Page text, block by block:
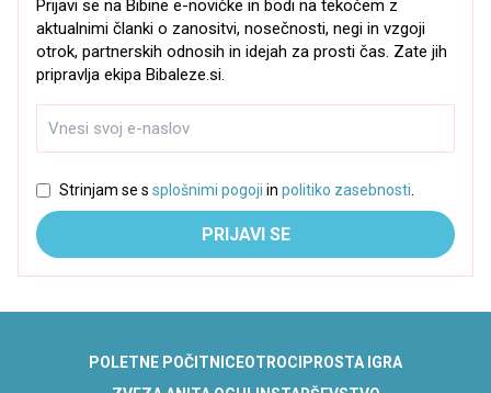
Prijavi se na Bibine e-novičke in bodi na tekočem z
aktualnimi članki o zanositvi, nosečnosti, negi in vzgoji
otrok, partnerskih odnosih in idejah za prosti čas. Zate jih
pripravlja ekipa Bibaleze.si.
Strinjam se s splošnimi pogoji in politiko zasebnosti.
PRIJAVI SE
POLETNE POČITNICEOTROCI PROSTA IGRA